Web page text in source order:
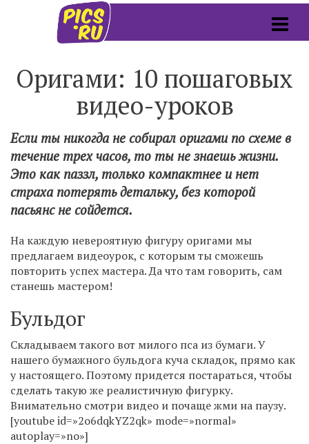
Оригами: 10 пошаговых
видео-уроков
Если ты никогда не собирал оригами по схеме в
течение трех часов, то ты не знаешь жизни.
Это как паззл, только компактнее и нет
страха потерять детальку, без которой
пасьянс не сойдется.
На каждую невероятную фигуру оригами мы
предлагаем видеоурок, с которым ты сможешь
повторить успех мастера. Да что там говорить, сам
станешь мастером!
Бульдог
Складываем такого вот милого пса из бумаги. У
нашего бумажного бульдога куча складок, прямо как
у настоящего. Поэтому придется постараться, чтобы
сделать такую же реалистичную фигурку.
Внимательно смотри видео и почаще жми на паузу.
[youtube id=»2o6dqkYZ2qk» mode=»normal»
autoplay=»no»]